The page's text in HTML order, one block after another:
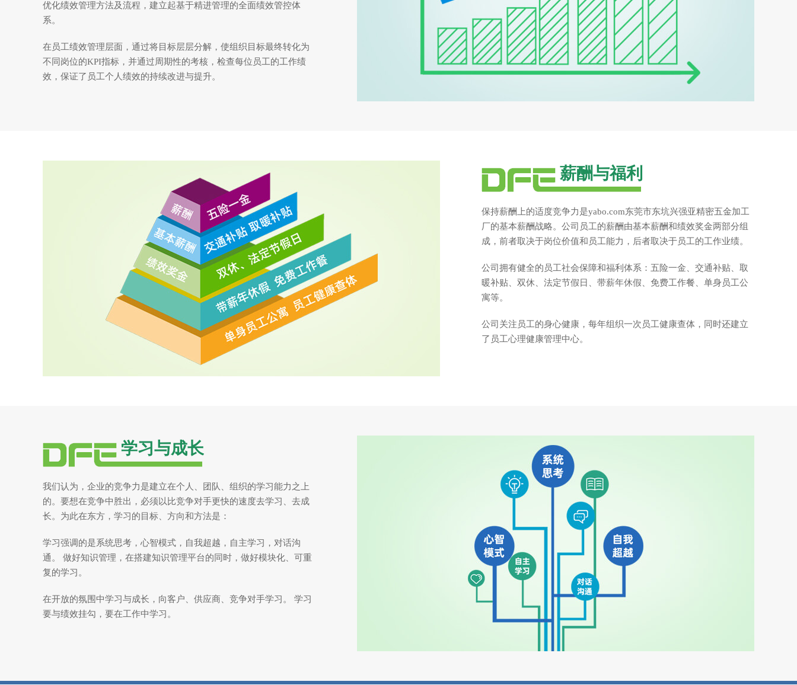
优化绩效管理方法及流程，建立起基于精进管理的全面绩效管控体
系。
在员工绩效管理层面，通过将目标层层分解，使组织目标最终转化为
不同岗位的KPI指标，并通过周期性的考核，检查每位员工的工作绩
效，保证了员工个人绩效的持续改进与提升。
薪酬与福利
保持薪酬上的适度竞争力是yabo.com东莞市东坑兴强亚精密五金加工
厂的基本薪酬战略。公司员工的薪酬由基本薪酬和绩效奖金两部分组
成，前者取决于岗位价值和员工能力，后者取决于员工的工作业绩。
公司拥有健全的员工社会保障和福利体系：五险一金、交通补贴、取
暖补贴、双休、法定节假日、带薪年休假、免费工作餐、单身员工公
寓等。
公司关注员工的身心健康，每年组织一次员工健康查体，同时还建立
了员工心理健康管理中心。
学习与成长
我们认为，企业的竞争力是建立在个人、团队、组织的学习能力之上
的。要想在竞争中胜出，必须以比竞争对手更快的速度去学习、去成
长。为此在东方，学习的目标、方向和方法是：
学习强调的是系统思考，心智模式，自我超越，自主学习，对话沟
通。 做好知识管理，在搭建知识管理平台的同时，做好模块化、可重
复的学习。
在开放的氛围中学习与成长，向客户、供应商、竞争对手学习。 学习
要与绩效挂勾，要在工作中学习。